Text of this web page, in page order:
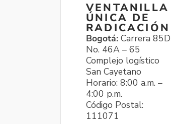
VENTANILLA
ÚNICA DE
RADICACIÓN
Bogotá: Carrera 85D
No. 46A – 65
Complejo logístico
San Cayetano
Horario: 8:00 a.m. –
4:00 p.m.
Código Postal:
111071